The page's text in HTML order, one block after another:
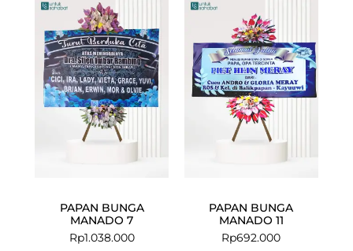
PAPAN BUNGA
MANADO 7
Rp1.038.000
PAPAN BUNGA
MANADO 11
Rp692.000